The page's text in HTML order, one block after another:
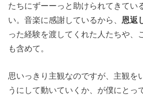
たちにずーーっと助けられてきてい
い。音楽に感謝しているから、 恩返
った経験を渡してくれた人たちや、
も含めて。
思いっきり主観なのですが、主観を
うにして動いていくか、が僕にとっ